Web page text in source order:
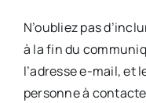
N’oubliez pas
à la fin du
l’adresse e-mail, et
personne à